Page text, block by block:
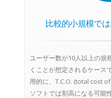
比較的小規模では
ユーザー数が10人以上の規
くことが想定されるケース
用的に、T.C.O. (total cost
ソフトでは割高になる可能